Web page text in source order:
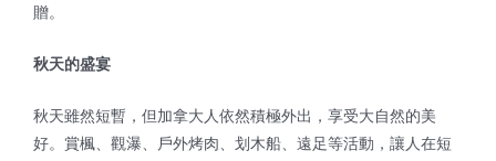
贈。
秋天的盛宴
秋天雖然短暫，但加拿大人依然積極外出，享受大自然的美
好。賞楓、觀瀑、戶外烤肉、划木船、遠足等活動，讓人在短